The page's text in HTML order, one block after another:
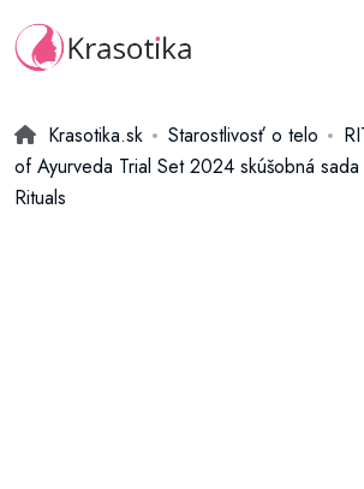
Krasotika.sk Starostlivosť o telo
of Ayurveda Trial Set 2024 skúšobná
Rituals